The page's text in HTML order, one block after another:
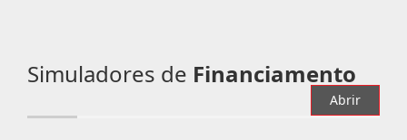
Simuladores de Financiamento
Abrir